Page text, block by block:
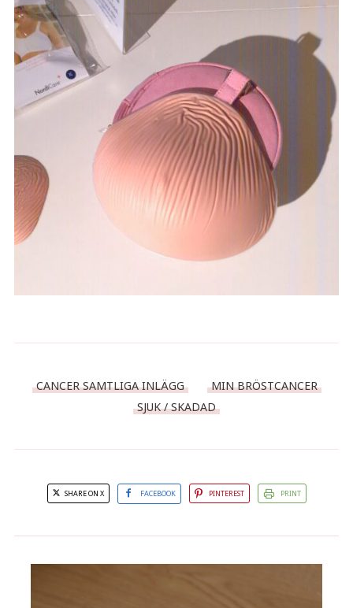
CANCER SAMTLIGA INLÄGG
MIN BRÖSTCANCER
SJUK / SKADAD
SHARE ON X FACEBOOK PINTEREST PRINT